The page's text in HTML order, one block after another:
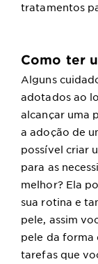
tratamentos
Como ter
Alguns
adotados ao
alcançar uma
a adoção de
possível criar
para as
melhor? Ela
sua rotina e
pele, assim
pele da forma
tarefas que